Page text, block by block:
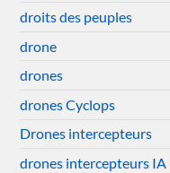
droits des peuples
drone
drones
drones Cyclops
Drones intercepteurs
drones intercepteurs IA